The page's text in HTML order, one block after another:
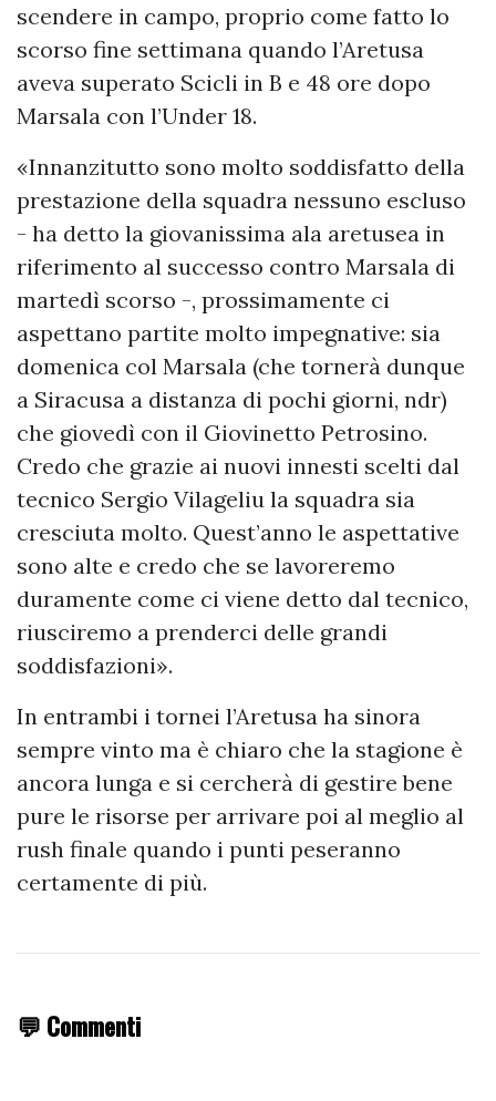
scendere in campo, proprio come fatto lo
scorso fine settimana quando l’Aretusa
aveva superato Scicli in B e 48 ore dopo
Marsala con l’Under 18.
«Innanzitutto sono molto soddisfatto della
prestazione della squadra nessuno escluso
- ha detto la giovanissima ala aretusea in
riferimento al successo contro Marsala di
martedì scorso -, prossimamente ci
aspettano partite molto impegnative: sia
domenica col Marsala (che tornerà dunque
a Siracusa a distanza di pochi giorni, ndr)
che giovedì con il Giovinetto Petrosino.
Credo che grazie ai nuovi innesti scelti dal
tecnico Sergio Vilageliu la squadra sia
cresciuta molto. Quest’anno le aspettative
sono alte e credo che se lavoreremo
duramente come ci viene detto dal tecnico,
riusciremo a prenderci delle grandi
soddisfazioni».
In entrambi i tornei l’Aretusa ha sinora
sempre vinto ma è chiaro che la stagione è
ancora lunga e si cercherà di gestire bene
pure le risorse per arrivare poi al meglio al
rush finale quando i punti peseranno
certamente di più.
💬 Commenti